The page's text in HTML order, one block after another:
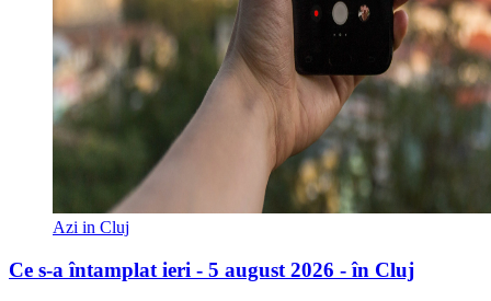
Azi in Cluj
Ce s-a întamplat ieri - 5 august 2026 - în Cluj